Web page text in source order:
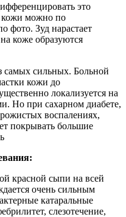
это
кожи можно по
фото. Зуд нарастает
коже образуются
самых сильных. Больной
кожи до
локализуется на
Но при сахарном диабете,
воспалениях,
покрывать большие
красной сыпи на всей
очень сильным
катаральные
слезотечение,